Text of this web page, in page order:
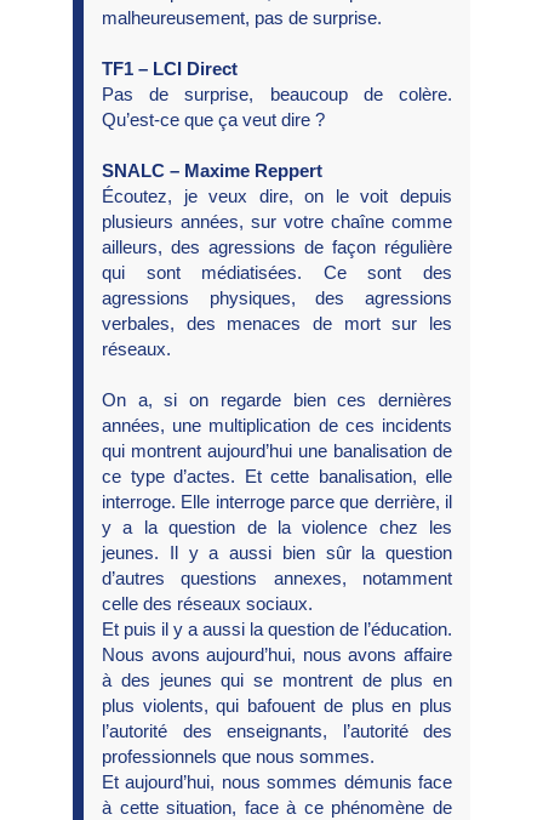
malheureusement, pas de surprise.
TF1 – LCI Direct
Pas de surprise, beaucoup de colère.
Qu’est-ce que ça veut dire ?
SNALC – Maxime Reppert
Écoutez, je veux dire, on le voit depuis
plusieurs années, sur votre chaîne comme
ailleurs, des agressions de façon régulière
qui sont médiatisées. Ce sont des
agressions physiques, des agressions
verbales, des menaces de mort sur les
réseaux.
On a, si on regarde bien ces dernières
années, une multiplication de ces incidents
qui montrent aujourd’hui une banalisation de
ce type d’actes. Et cette banalisation, elle
interroge. Elle interroge parce que derrière, il
y a la question de la violence chez les
jeunes. Il y a aussi bien sûr la question
d’autres questions annexes, notamment
celle des réseaux sociaux.
Et puis il y a aussi la question de l’éducation.
Nous avons aujourd’hui, nous avons affaire
à des jeunes qui se montrent de plus en
plus violents, qui bafouent de plus en plus
l’autorité des enseignants, l’autorité des
professionnels que nous sommes.
Et aujourd’hui, nous sommes démunis face
à cette situation, face à ce phénomène de